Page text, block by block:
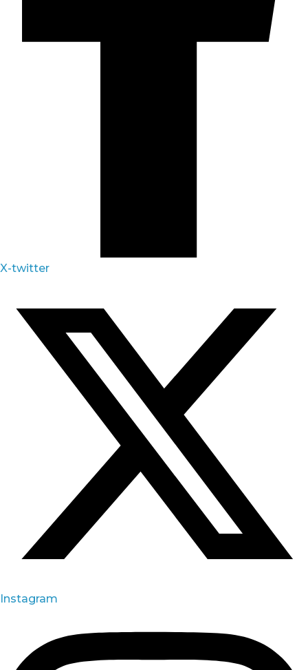
X-twitter
Instagram